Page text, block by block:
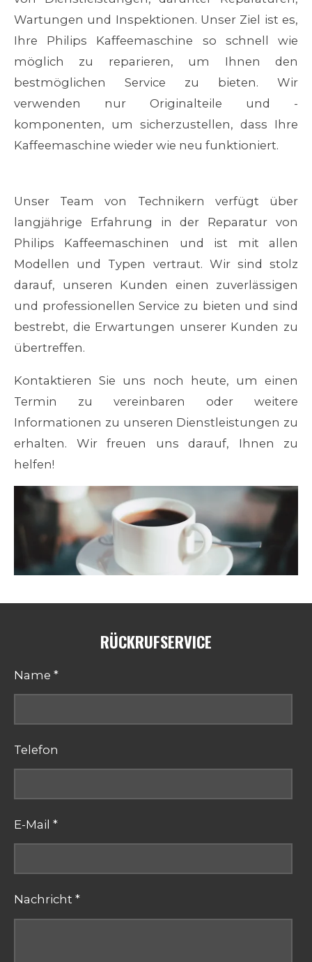
Wartungen und Inspektionen. Unser Ziel ist es,
Ihre Philips Kaffeemaschine so schnell wie
möglich zu reparieren, um Ihnen den
bestmöglichen Service zu bieten. Wir
verwenden nur Originalteile und -
komponenten, um sicherzustellen, dass Ihre
Kaffeemaschine wieder wie neu funktioniert.
Unser Team von Technikern verfügt über
langjährige Erfahrung in der Reparatur von
Philips Kaffeemaschinen und ist mit allen
Modellen und Typen vertraut. Wir sind stolz
darauf, unseren Kunden einen zuverlässigen
und professionellen Service zu bieten und sind
bestrebt, die Erwartungen unserer Kunden zu
übertreffen.
Kontaktieren Sie uns noch heute, um einen
Termin zu vereinbaren oder weitere
Informationen zu unseren Dienstleistungen zu
erhalten. Wir freuen uns darauf, Ihnen zu
helfen!
RÜCKRUFSERVICE
Name *
Telefon
E-Mail *
Nachricht *